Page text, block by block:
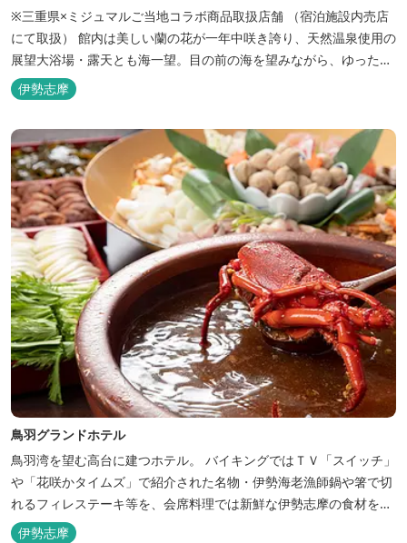
※三重県×ミジュマルご当地コラボ商品取扱店舗 （宿泊施設内売店
にて取扱） 館内は美しい蘭の花が一年中咲き誇り、天然温泉使用の
展望大浴場・露天とも海一望。目の前の海を望みながら、ゆったり
とした時間をお過ごし下さい。
伊勢志摩
鳥羽グランドホテル
鳥羽湾を望む高台に建つホテル。 バイキングではＴＶ「スイッチ」
や「花咲かタイムズ」で紹介された名物・伊勢海老漁師鍋や箸で切
れるフィレステーキ等を、会席料理では新鮮な伊勢志摩の食材をお
楽しみいただけます。
伊勢志摩